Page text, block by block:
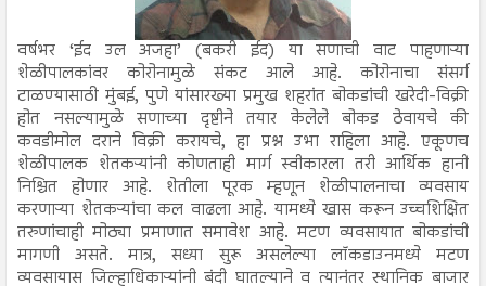
वर्षभर ‘ईद उल अजहा’ (बकरी ईद) या सणाची वाट पाहणाऱ्या
शेळीपालकांवर कोरोनामुळे संकट आले आहे. कोरोनाचा संसर्ग
टाळण्यासाठी मुंबई, पुणे यांसारख्या प्रमुख शहरांत बोकडांची खरेदी-विक्री
होत नसल्यामुळे सणाच्या दृष्टीने तयार केलेले बोकड ठेवायचे की
कवडीमोल दराने विक्री करायचे, हा प्रश्न उभा राहिला आहे. एकूणच
शेळीपालक शेतकऱ्यांनी कोणताही मार्ग स्वीकारला तरी आर्थिक हानी
निश्चित होणार आहे. शेतीला पूरक म्हणून शेळीपालनाचा व्यवसाय
करणाऱ्या शेतकऱ्यांचा कल वाढला आहे. यामध्ये खास करून उच्चशिक्षित
तरुणांचाही मोठ्या प्रमाणात समावेश आहे. मटण व्यवसायात बोकडांची
मागणी असते. मात्र, सध्या सुरू असलेल्या लॉकडाउनमध्ये मटण
व्यवसायास जिल्हाधिकाऱ्यांनी बंदी घातल्याने व त्यानंतर स्थानिक बाजार